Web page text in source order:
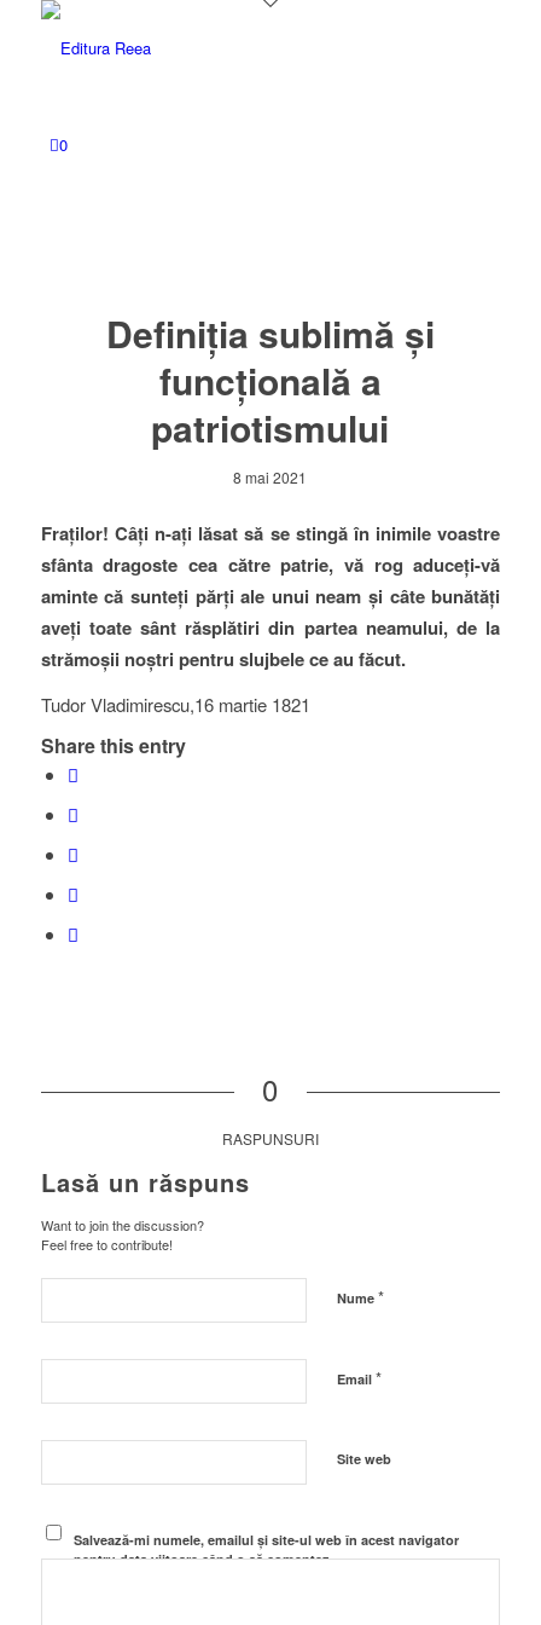
0
Definiția sublimă și
funcțională a
patriotismului
8 mai 2021
Fraților! Câți n-ați lăsat să se stingă în inimile voastre
sfânta dragoste cea către patrie, vă rog aduceți-vă
aminte că sunteți părți ale unui neam și câte bunătăți
aveți toate sânt răsplătiri din partea neamului, de la
strămoșii noștri pentru slujbele ce au făcut.
Tudor Vladimirescu,16 martie 1821
Share this entry
0
RASPUNSURI
Lasă un răspuns
Want to join the discussion?
Feel free to contribute!
Nume *
Email *
Site web
Salvează-mi numele, emailul și site-ul web în acest navigator
pentru data viitoare când o să comentez.